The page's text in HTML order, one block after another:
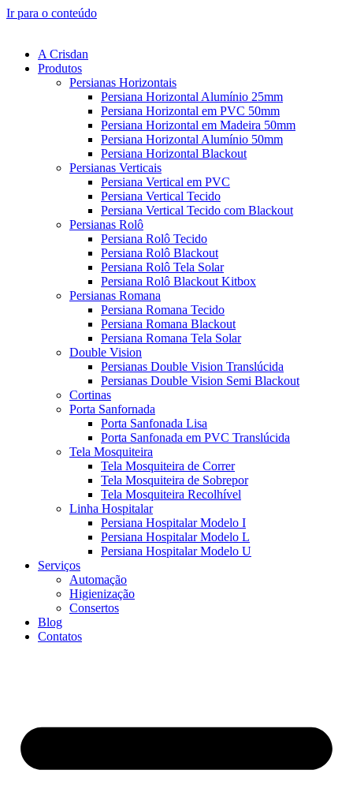
Ir para o conteúdo
A Crisdan
Produtos
Persianas Horizontais
Persiana Horizontal Alumínio 25mm
Persiana Horizontal em PVC 50mm
Persiana Horizontal em Madeira 50mm
Persiana Horizontal Alumínio 50mm
Persiana Horizontal Blackout
Persianas Verticais
Persiana Vertical em PVC
Persiana Vertical Tecido
Persiana Vertical Tecido com Blackout
Persianas Rolô
Persiana Rolô Tecido
Persiana Rolô Blackout
Persiana Rolô Tela Solar
Persiana Rolô Blackout Kitbox
Persianas Romana
Persiana Romana Tecido
Persiana Romana Blackout
Persiana Romana Tela Solar
Double Vision
Persianas Double Vision Translúcida
Persianas Double Vision Semi Blackout
Cortinas
Porta Sanfornada
Porta Sanfonada Lisa
Porta Sanfonada em PVC Translúcida
Tela Mosquiteira
Tela Mosquiteira de Correr
Tela Mosquiteira de Sobrepor
Tela Mosquiteira Recolhível
Linha Hospitalar
Persiana Hospitalar Modelo I
Persiana Hospitalar Modelo L
Persiana Hospitalar Modelo U
Serviços
Automação
Higienização
Consertos
Blog
Contatos